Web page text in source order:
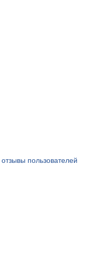
отзывы пользователей